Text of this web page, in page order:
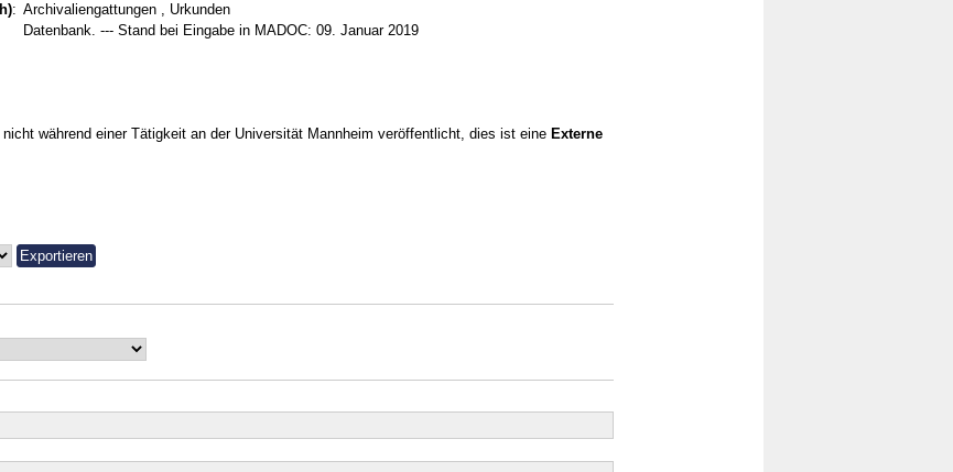
: Archivaliengattungen , Urkunden
Datenbank. --- Stand bei Eingabe in MADOC: 09. Januar 2019
nicht während einer Tätigkeit an der Universität Mannheim veröffentlicht, dies ist eine Externe